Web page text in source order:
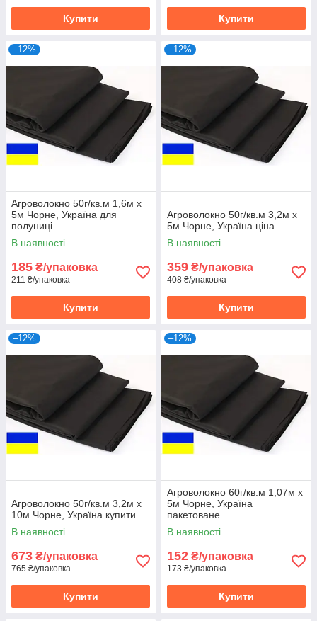
Купити Купити
–12%
Агроволокно 50г/кв.м 1,6м х
5м Чорне, Україна для
полуниці
В наявності
185 ₴/упаковка
211 ₴/упаковка
Купити
–12%
Агроволокно 50г/кв.м 3,2м х
5м Чорне, Україна ціна
В наявності
359 ₴/упаковка
408 ₴/упаковка
Купити
–12%
Агроволокно 50г/кв.м 3,2м х
10м Чорне, Україна купити
В наявності
673 ₴/упаковка
765 ₴/упаковка
Купити
–12%
Агроволокно 60г/кв.м 1,07м х
5м Чорне, Україна
пакетоване
В наявності
152 ₴/упаковка
173 ₴/упаковка
Купити